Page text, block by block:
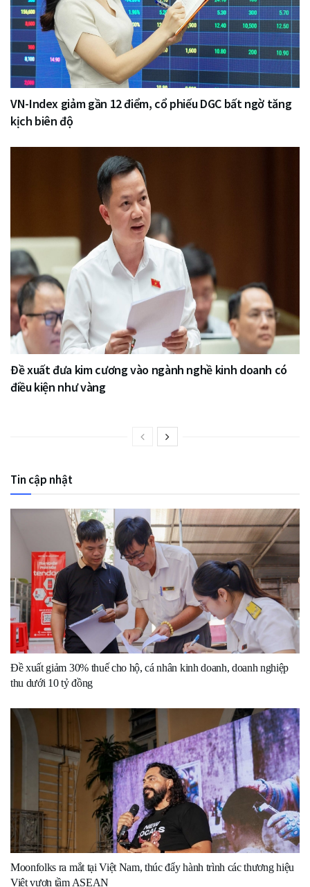
VN-Index giảm gần 12 điểm, cổ phiếu DGC bất ngờ tăng
kịch biên độ
Đề xuất đưa kim cương vào ngành nghề kinh doanh có
điều kiện như vàng
Tin cập nhật
Đề xuất giảm 30% thuế cho hộ, cá nhân kinh doanh, doanh nghiệp
thu dưới 10 tỷ đồng
Moonfolks ra mắt tại Việt Nam, thúc đẩy hành trình các thương hiệu
Việt vươn tầm ASEAN